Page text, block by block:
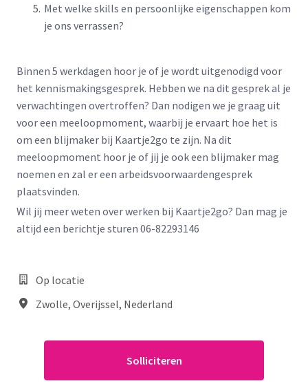
Met welke skills en persoonlijke eigenschappen kom
je ons verrassen?
Binnen 5 werkdagen hoor je of je wordt uitgenodigd voor
het kennismakingsgesprek. Hebben we na dit gesprek al je
verwachtingen overtroffen? Dan nodigen we je graag uit
voor een meeloopmoment, waarbij je ervaart hoe het is
om een blijmaker bij Kaartje2go te zijn. Na dit
meeloopmoment hoor je of jij je ook een blijmaker mag
noemen en zal er een arbeidsvoorwaardengesprek
plaatsvinden.
Wil jij meer weten over werken bij Kaartje2go? Dan mag je
altijd een berichtje sturen 06-82293146
Op locatie
Zwolle, Overijssel, Nederland
Solliciteren